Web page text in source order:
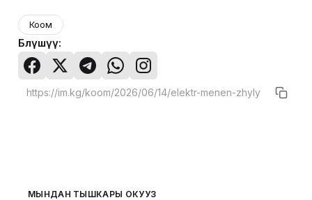
Коом
Бөлүшүү:
МЫНДАН ТЫШКАРЫ ОКУҢУЗ